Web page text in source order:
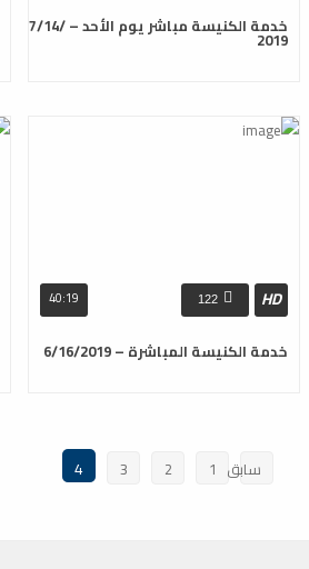
خدمة الكنيسة مباشر يوم الأحد – 7/14/
2019
HD
122
40:19
خدمة الكنيسة المباشرة – 6/16/2019
سابق 1
2
3
4